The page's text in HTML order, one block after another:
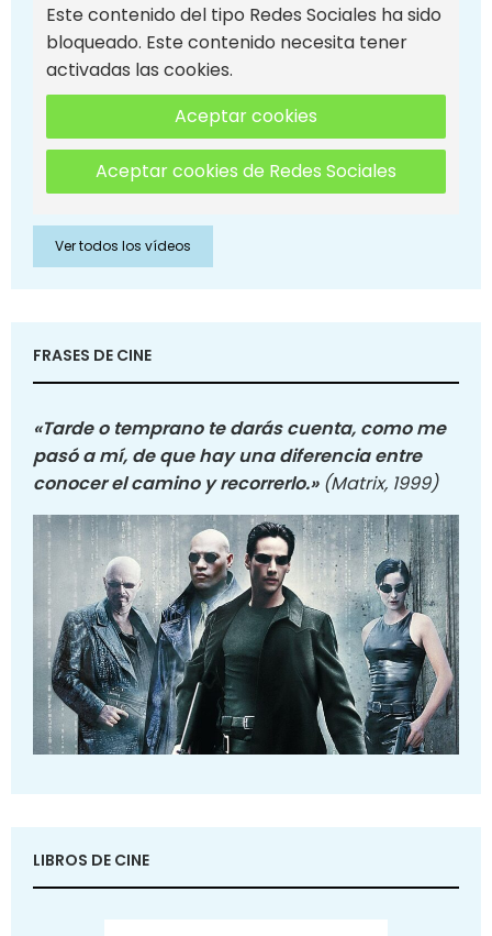
Este contenido del tipo Redes Sociales ha sido
bloqueado. Este contenido necesita tener
activadas las cookies.
Aceptar cookies
Aceptar cookies de Redes Sociales
Ver todos los vídeos
FRASES DE CINE
«Tarde o temprano te darás cuenta, como me
pasó a mí, de que hay una diferencia entre
conocer el camino y recorrerlo.» (Matrix, 1999)
LIBROS DE CINE